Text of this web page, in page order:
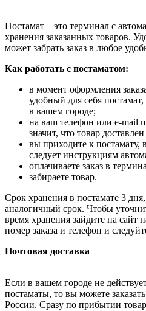
Постамат – это терминал с
хранения заказанных товаров.
может забрать заказ в любое
Как работать с постаматом:
в момент оформления
удобный для себя постамат,
в вашем городе;
на ваш телефон или e-mail
значит, что товар
вы приходите к постамату,
следует инструкциям
оплачиваете заказ в
забираете товар.
Срок хранения в постамате 3
аналогичный срок. Чтобы
время хранения зайдите на сайт
номер заказа и телефон и
Почтовая доставка
Если в вашем городе не
постаматы, то вы можете
России. Сразу по прибытии